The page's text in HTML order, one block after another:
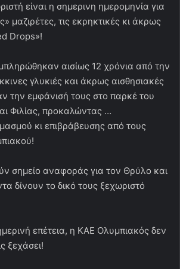
είναι η σημερινη ημερομηνία για
μαζιρέτες, τις εκρηκτικές κι άκρως
Drops»!
αισίως 12 χρόνια από την
γλυκιές και άκρως αισθησιακές
την εμφάνισή τους στο παρκέ του
Φιλίας, προκαλώντας …
κι επιβράβευσης από τους
σημείο αναφοράς για τον Θρύλο και
δίνουν το δικό τους ξεχωριστό
επέτεια, η ΚΑΕ Ολυμπιακός δεν
ξεχάσει!